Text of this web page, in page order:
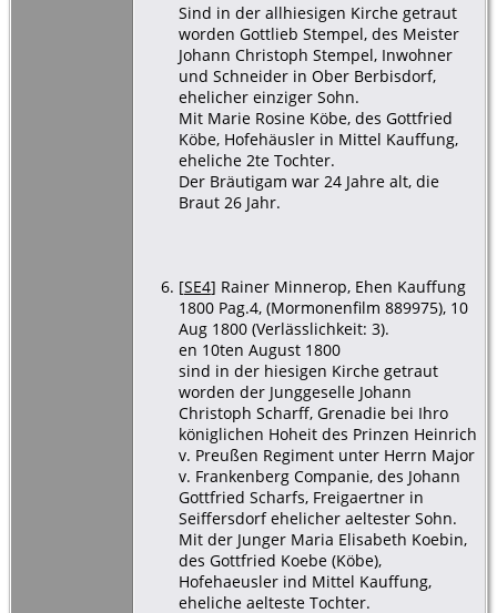
Sind in der allhiesigen Kirche getraut
worden Gottlieb Stempel, des Meister
Johann Christoph Stempel, Inwohner
und Schneider in Ober Berbisdorf,
ehelicher einziger Sohn.
Mit Marie Rosine Köbe, des Gottfried
Köbe, Hofehäusler in Mittel Kauffung,
eheliche 2te Tochter.
Der Bräutigam war 24 Jahre alt, die
Braut 26 Jahr.
[SE4] Rainer Minnerop, Ehen Kauffung
1800 Pag.4, (Mormonenfilm 889975), 10
Aug 1800 (Verlässlichkeit: 3).
en 10ten August 1800
sind in der hiesigen Kirche getraut
worden der Junggeselle Johann
Christoph Scharff, Grenadie bei Ihro
königlichen Hoheit des Prinzen Heinrich
v. Preußen Regiment unter Herrn Major
v. Frankenberg Companie, des Johann
Gottfried Scharfs, Freigaertner in
Seiffersdorf ehelicher aeltester Sohn.
Mit der Junger Maria Elisabeth Koebin,
des Gottfried Koebe (Köbe),
Hofehaeusler ind Mittel Kauffung,
eheliche aelteste Tochter.